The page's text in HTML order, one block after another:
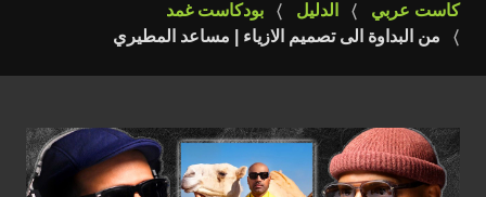
كاست عربي الدليل
بودكاست غمد
من البداوة الى تصميم الازياء | مساعد المطيري